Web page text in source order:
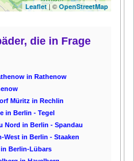
Leaflet| © OpenStreetMap
die in Frage
in Rathenow
Müritz in Rechlin
in Berlin - Tegel
Nord in Berlin - Spandau
West in Berlin - Staaken
Berlin-Lübars